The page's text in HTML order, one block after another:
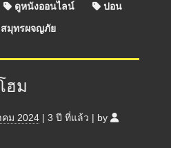
ดูหนังออนไลน์
ปอน
มุทรผจญภัย
ฮม
คม 2024 | 3 ปี ที่แล้ว | by